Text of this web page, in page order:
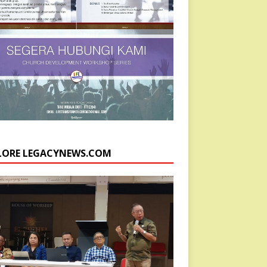
LEGACYNEWS.COM